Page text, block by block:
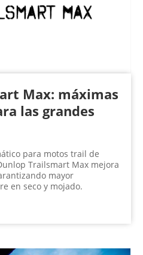
Max: máximas
las grandes
para motos trail de
Trailsmart Max mejora
mayor
en seco y mojado.